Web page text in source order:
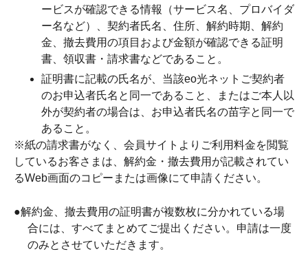
ービスが確認できる情報（サービス名、プロバイダ
ー名など）、契約者氏名、住所、解約時期、解約
金、撤去費用の項目および金額が確認できる証明
書、領収書・請求書などであること。
証明書に記載の氏名が、当該eo光ネットご契約者
のお申込者氏名と同一であること、またはご本人以
外が契約者の場合は、お申込者氏名の苗字と同一で
あること。
※紙の請求書がなく、会員サイトよりご利用料金を閲覧
しているお客さまは、解約金・撤去費用が記載されてい
るWeb画面のコピーまたは画像にて申請ください。
●解約金、撤去費用の証明書が複数枚に分かれている場
合には、すべてまとめてご提出ください。申請は一度
のみとさせていただきます。